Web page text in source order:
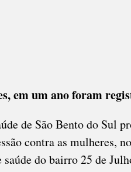
em um ano foram
de São Bento do Sul
contra as mulheres,
saúde do bairro 25 de